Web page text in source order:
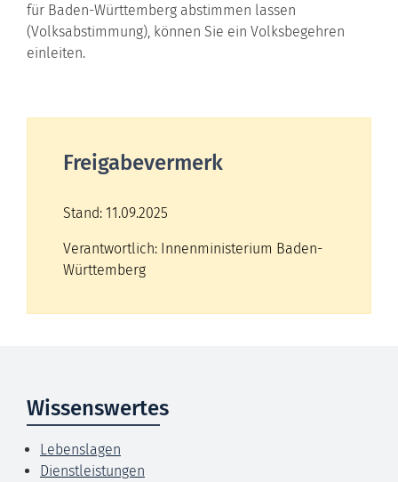
für Baden-Württemberg abstimmen lassen
(Volksabstimmung), können Sie ein Volksbegehren
einleiten.
Freigabevermerk
Stand: 11.09.2025
Verantwortlich: Innenministerium Baden-
Württemberg
Wissenswertes
Lebenslagen
Dienstleistungen